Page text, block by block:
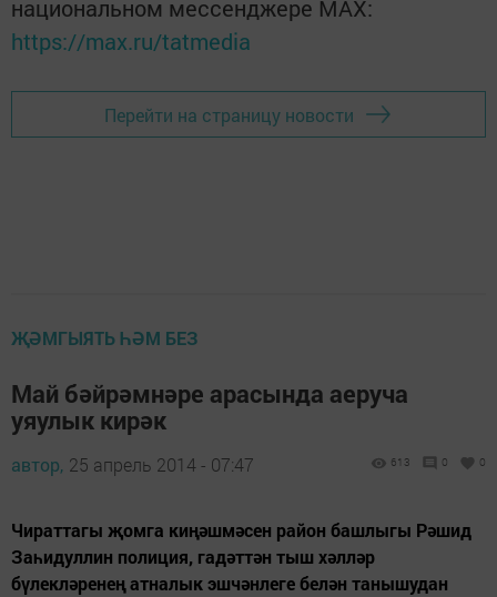
национальном мессенджере MАХ:
https://max.ru/tatmedia
Перейти на страницу новости
ҖӘМГЫЯТЬ ҺӘМ БЕЗ
Май бәйрәмнәре арасында аеруча
уяулык кирәк
автор, 25 апрель 2014 - 07:47 613 0 0
Чираттагы җомга киңәшмәсен район башлыгы Рәшид
Заһидуллин полиция, гадәттән тыш хәлләр
бүлекләренең атналык эшчәнлеге белән танышудан